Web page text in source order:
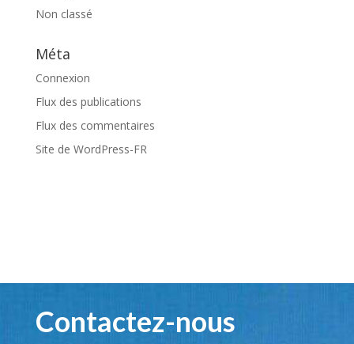
Non classé
Méta
Connexion
Flux des publications
Flux des commentaires
Site de WordPress-FR
Contactez-nous